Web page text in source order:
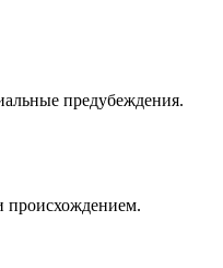
предубеждения.
происхождением.